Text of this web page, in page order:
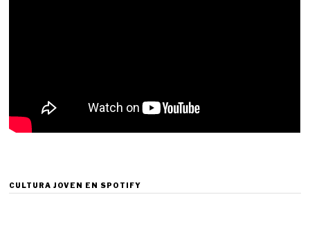
CULTURA JOVEN EN SPOTIFY